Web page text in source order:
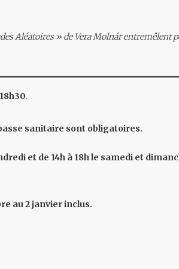
Aléatoires » de Vera Molnár entremêlent
.
sanitaire sont obligatoires.
et de 14h à 18h le samedi et
au 2 janvier inclus.